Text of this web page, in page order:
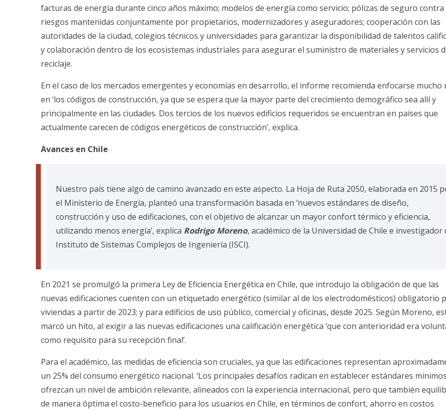
facturas de energía durante cinco años máximo; modelos de energía como servicio; pólizas de seguro contra
riesgos mantenidas conjuntamente por propietarios, modernizadores y aseguradores; cooperación con las
autoridades de la ciudad, colegios técnicos y universidades para garantizar la disponibilidad de talentos
y colaboración dentro de los ecosistemas industriales para asegurar el suministro de materiales y servicios
reciclaje.
En el caso de los mercados emergentes y economías en desarrollo, el informe recomienda enfocarse mucho
en ‘los códigos de construcción, ya que se espera que la mayor parte del crecimiento demográfico sea allí y
principalmente en las ciudades. Dos tercios de los nuevos edificios requeridos se encuentran en países que
actualmente carecen de códigos energéticos de construcción’, explica.
Avances en Chile
Nuestro país tiene algo de camino avanzado en este aspecto. La Hoja de Ruta 2050, elaborada en 2015
el Ministerio de Energía, planteó una transformación basada en ‘nuevos estándares de diseño,
construcción y uso de edificaciones, con el objetivo de alcanzar un mayor confort térmico y eficiencia,
utilizando menos energía’, explica Rodrigo Moreno, académico de la Universidad de Chile e investigador
Instituto de Sistemas Complejos de Ingeniería (ISCI).
En 2021 se promulgó la primera Ley de Eficiencia Energética en Chile, que introdujo la obligación de que las
nuevas edificaciones cuenten con un etiquetado energético (similar al de los electrodomésticos) obligatorio
viviendas a partir de 2023; y para edificios de uso público, comercial y oficinas, desde 2025. Según Moreno,
marcó un hito, al exigir a las nuevas edificaciones una calificación energética ‘que con anterioridad era
como requisito para su recepción final’.
Para el académico, las medidas de eficiencia son cruciales, ya que las edificaciones representan
un 25% del consumo energético nacional. ‘Los principales desafíos radican en establecer estándares
ofrezcan un nivel de ambición relevante, alineados con la experiencia internacional, pero que también
de manera óptima el costo-beneficio para los usuarios en Chile, en términos de confort, ahorro en costos